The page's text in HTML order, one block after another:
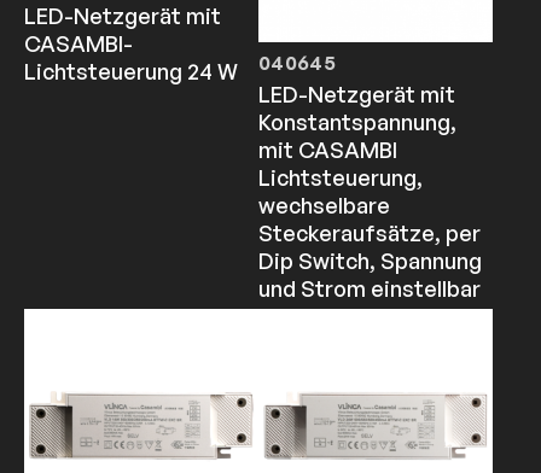
LED-Netzgerät mit
CASAMBI-
Lichtsteuerung 24 W
040645
LED-Netzgerät mit
Konstantspannung,
mit CASAMBI
Lichtsteuerung,
wechselbare
Steckeraufsätze, per
Dip Switch, Spannung
und Strom einstellbar